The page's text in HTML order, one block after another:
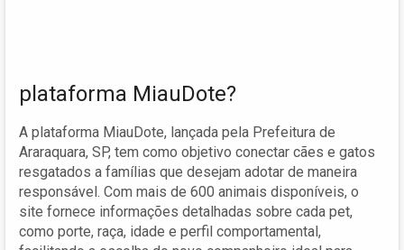
plataforma MiauDote?
A plataforma MiauDote, lançada pela Prefeitura de
Araraquara, SP, tem como objetivo conectar cães e gatos
resgatados a famílias que desejam adotar de maneira
responsável. Com mais de 600 animais disponíveis, o
site fornece informações detalhadas sobre cada pet,
como porte, raça, idade e perfil comportamental,